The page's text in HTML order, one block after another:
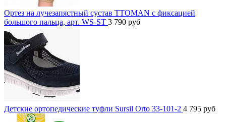
Ортез на лучезапястный сустав TTOMAN с фиксацией
большого пальца, арт. WS-ST 3 790 руб
Детские ортопедические туфли Sursil Orto 33-101-2 4 795 руб